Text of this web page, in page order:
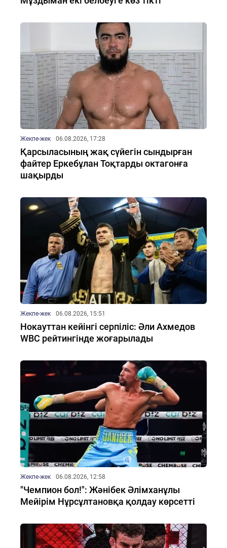
Жекпе-жек 06.08.2026, 17:28
Қарсыласының жақ сүйегін сындырған
файтер Еркебұлан Тоқтарды октагонға
шақырды
Жекпе-жек 06.08.2026, 15:51
Нокауттан кейінгі серпіліс: Әли Ахмедов
WBC рейтингінде жоғарылады
Жекпе-жек 06.08.2026, 12:58
"Чемпион бол!": Жәнібек Әлімханұлы
Мейірім Нұрсұлтановқа қолдау көрсетті